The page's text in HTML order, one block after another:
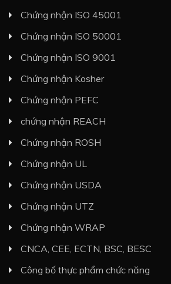
Chứng nhận ISO 45001
Chứng nhận ISO 50001
Chứng nhận ISO 9001
Chứng nhận Kosher
Chứng nhận PEFC
chứng nhận REACH
Chứng nhận ROSH
Chứng nhận UL
Chứng nhận USDA
Chứng nhận UTZ
Chứng nhận WRAP
CNCA, CEE, ECTN, BSC, BESC
Công bố thực phẩm chức năng